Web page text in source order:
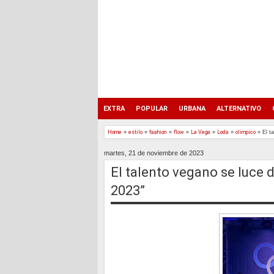
EXTRA POPULAR URBANA ALTERNATIVO
Home » estilo » faahion » flow » La Vega » Loda » olimpico » El
martes, 21 de noviembre de 2023
El talento vegano se luce
2023”